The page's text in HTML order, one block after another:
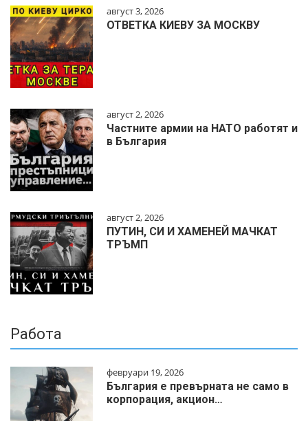
август 3, 2026
ОТВЕТКА КИЕВУ ЗА МОСКВУ
август 2, 2026
Частните армии на НАТО работят и
в България
август 2, 2026
ПУТИН, СИ И ХАМЕНЕЙ МАЧКАТ
ТРЪМП
Работа
февруари 19, 2026
България е превърната не само в
корпорация, акцион…